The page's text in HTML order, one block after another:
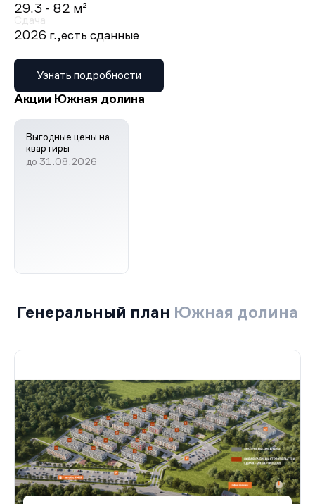
29.3 - 82 м²
Сдача
2026 г.,есть сданные
Узнать подробности
Акции Южная долина
Выгодные цены на
квартиры
до 31.08.2026
Генеральный план Южная долина